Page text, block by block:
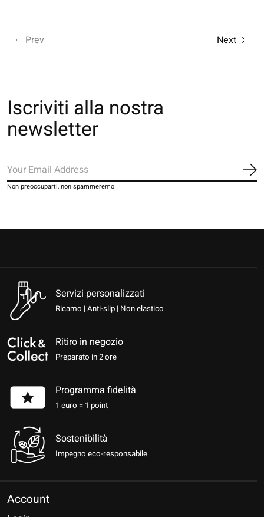
Prev Next
Iscriviti alla nostra
newsletter
Non preoccuparti, non spammeremo
Servizi personalizzati
Ricamo | Anti-slip | Non elastico
Ritiro in negozio
Preparato in 2 ore
Programma fidelità
1 euro = 1 point
Sostenibilità
Impegno eco-responsabile
Account